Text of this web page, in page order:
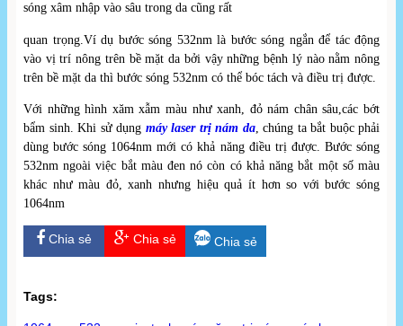
sóng xâm nhập vào sâu trong da cũng rất
quan trọng.Ví dụ bước sóng 532nm là bước sóng ngắn để tác động
vào vị trí nông trên bề mặt da bởi vậy những bệnh lý nào nằm nông
trên bề mặt da thì bước sóng 532nm có thể bóc tách và điều trị được.
Với những hình xăm xẫm màu như xanh, đỏ nám chân sâu,các bớt
bẩm sinh. Khi sử dụng máy laser trị nám da, chúng ta bắt buộc phải
dùng bước sóng 1064nm mới có khả năng điều trị được. Bước sóng
532nm ngoài việc bắt màu đen nó còn có khả năng bắt một số màu
khác như màu đỏ, xanh nhưng hiệu quả ít hơn so với bước sóng
1064nm
Chia sẻ Chia sẻ Chia sẻ
Tags: